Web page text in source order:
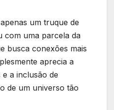
um truque de
com uma parcela da
busca conexões mais
aprecia a
a inclusão de
de um universo tão